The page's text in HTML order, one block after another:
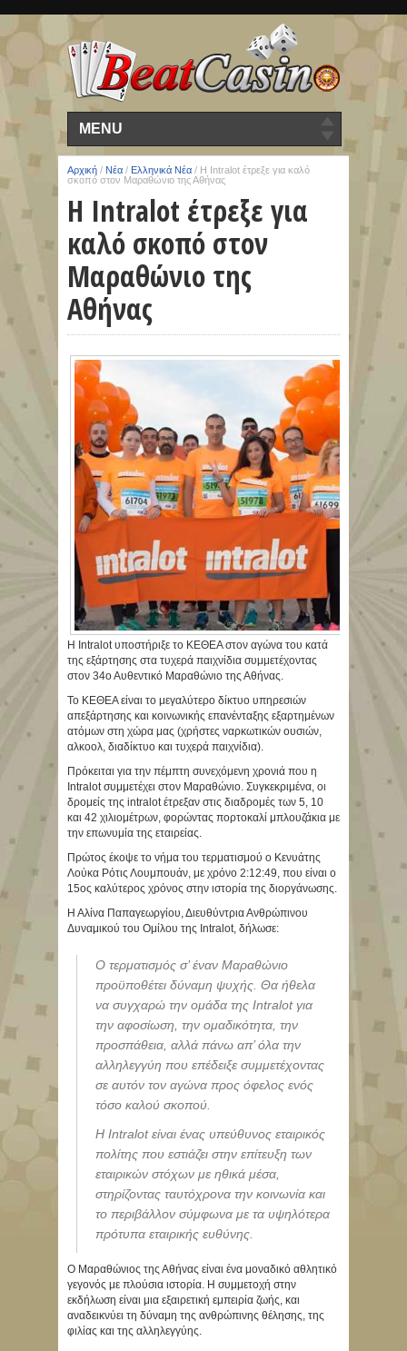
MENU
Αρχική / Νέα / Ελληνικά Νέα / Η Intralot έτρεξε για καλό
σκοπό στον Μαραθώνιο της Αθήνας
Η Intralot έτρεξε για
καλό σκοπό στον
Μαραθώνιο της
Αθήνας
Η Intralot υποστήριξε το ΚΕΘΕΑ στον αγώνα του κατά
της εξάρτησης στα τυχερά παιχνίδια συμμετέχοντας
στον 34ο Αυθεντικό Μαραθώνιο της Αθήνας.
Το ΚΕΘΕΑ είναι το μεγαλύτερο δίκτυο υπηρεσιών
απεξάρτησης και κοινωνικής επανένταξης εξαρτημένων
ατόμων στη χώρα μας (χρήστες ναρκωτικών ουσιών,
αλκοολ, διαδίκτυο και τυχερά παιχνίδια).
Πρόκειται για την πέμπτη συνεχόμενη χρονιά που η
Intralot συμμετέχει στον Μαραθώνιο. Συγκεκριμένα, οι
δρομείς της intralot έτρεξαν στις διαδρομές των 5, 10
και 42 χιλιομέτρων, φορώντας πορτοκαλί μπλουζάκια με
την επωνυμία της εταιρείας.
Πρώτος έκοψε το νήμα του τερματισμού ο Κενυάτης
Λούκα Ρότις Λουμπουάν, με χρόνο 2:12:49, που είναι ο
15ος καλύτερος χρόνος στην ιστορία της διοργάνωσης.
Η Αλίνα Παπαγεωργίου, Διευθύντρια Ανθρώπινου
Δυναμικού του Ομίλου της Intralot, δήλωσε:
Ο τερματισμός σ’ έναν Μαραθώνιο
προϋποθέτει δύναμη ψυχής. Θα ήθελα
να συγχαρώ την ομάδα της Intralot για
την αφοσίωση, την ομαδικότητα, την
προσπάθεια, αλλά πάνω απ’ όλα την
αλληλεγγύη που επέδειξε συμμετέχοντας
σε αυτόν τον αγώνα προς όφελος ενός
τόσο καλού σκοπού.
Η Intralot είναι ένας υπεύθυνος εταιρικός
πολίτης που εστιάζει στην επίτευξη των
εταιρικών στόχων με ηθικά μέσα,
στηρίζοντας ταυτόχρονα την κοινωνία και
το περιβάλλον σύμφωνα με τα υψηλότερα
πρότυπα εταιρικής ευθύνης.
Ο Μαραθώνιος της Αθήνας είναι ένα μοναδικό αθλητικό
γεγονός με πλούσια ιστορία. Η συμμετοχή στην
εκδήλωση είναι μια εξαιρετική εμπειρία ζωής, και
αναδεικνύει τη δύναμη της ανθρώπινης θέλησης, της
φιλίας και της αλληλεγγύης.